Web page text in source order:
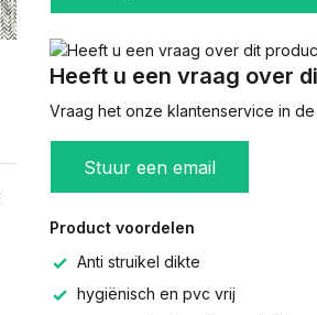
Heeft u een vraag over
Vraag het onze klantenservice in
Stuur een email
Product voordelen
Anti struikel dikte
hygiënisch en pvc vrij